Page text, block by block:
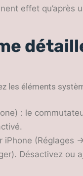
effet qu’après
les éléments
: le
iPhone (Réglages
Désactivez ou